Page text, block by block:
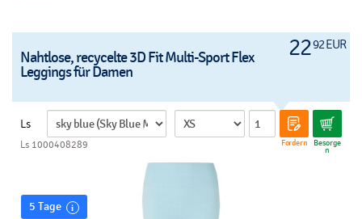
2292 EUR
Nahtlose, recycelte 3D Fit Multi-Sport Flex
Leggings für Damen
Ls
Fordern Besorge
n
Ls 1000408289
5 Tage